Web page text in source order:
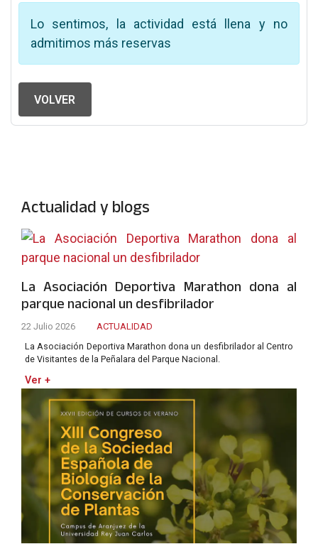
Lo sentimos, la actividad está llena y no
admitimos más reservas
VOLVER
Actualidad y blogs
La Asociación Deportiva Marathon dona al
parque nacional un desfibrilador
22 Julio 2026
ACTUALIDAD
La Asociación Deportiva Marathon dona un desfibrilador al Centro
de Visitantes de la Peñalara del Parque Nacional.
Ver +